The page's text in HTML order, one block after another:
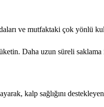
ve mutfaktaki çok yönlü
Daha uzun süreli
kalp sağlığını